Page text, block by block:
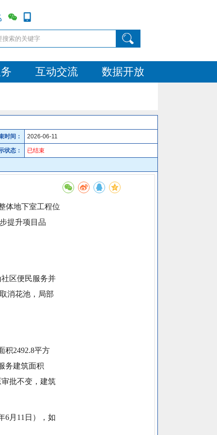
互动交流 数据开放
时间： 2026-06-11
状态： 已结束
体地下室工程位
提升项目品
区便民服务并
消花池，局部
积2492.8平方
务建筑面积
批不变，建筑
6月11日），如